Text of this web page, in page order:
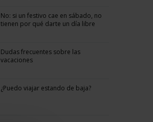
No: si un festivo cae en sábado, no
tienen por qué darte un día libre
Dudas frecuentes sobre las
vacaciones
¿Puedo viajar estando de baja?